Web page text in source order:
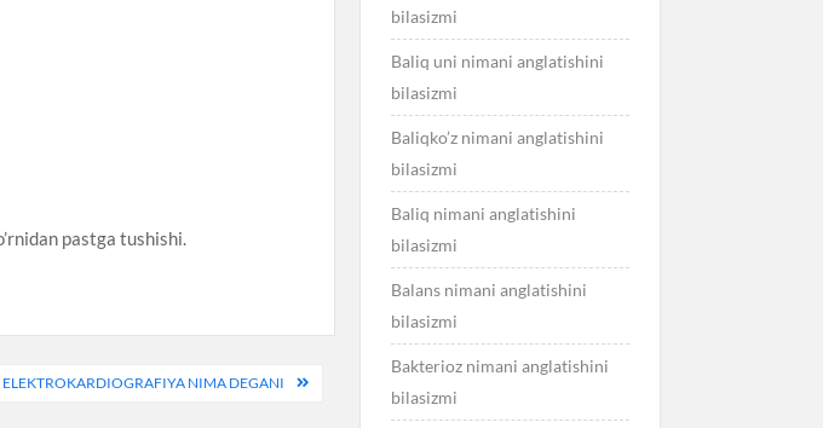
pastga tushishi.
ELEKTROKARDIOGRAFIYA NIMA DEGANI
bilasizmi
Baliq uni nimani anglatishini
bilasizmi
Baliqko’z nimani anglatishini
bilasizmi
Baliq nimani anglatishini
bilasizmi
Balans nimani anglatishini
bilasizmi
Bakterioz nimani anglatishini
bilasizmi